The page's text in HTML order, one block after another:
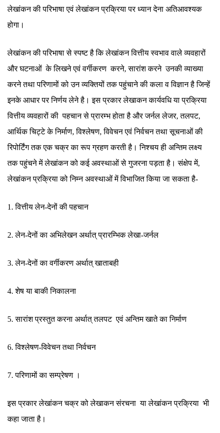
लेखांकन की परिभाषा एवं लेखांकन प्रक्रिया पर ध्यान देना अतिआवश्यक
होगा।
लेखांकन की परिभाषा से स्पष्ट है कि लेखांकन वित्तीय स्वभाव वाले व्यवहारों
और घटनाओं के लिखने एवं वर्गीकरण करने, सारांश करने उनकी व्याख्या
करने तथा परिणामों को उन व्यक्तियों तक पहुंचाने की कला व विज्ञान है जिन्हें
इनके आधार पर निर्णय लेने है। इस प्रकार लेखाकन कार्यवधि या प्रक्रिया
वित्तीय व्यवहारों की पहचान से प्रारम्भ होता है और जर्नल लेजर, तलपट,
आर्थिक चिट्टे के निर्माण, विश्लेषण, विवेचन एवं निर्वचन तथा सूचनाओं की
रिपोर्टिंग तक एक चक्र का रूप ग्रहण करती है। निश्चय ही अन्तिम लक्ष्य
तक पहुंचने में लेखांकन को कई अवस्थाओं से गुजरना पड़ता है। संक्षेप में,
लेखांकन प्रक्रिया को निम्न अवस्थाओं में विभाजित किया जा सकता है-
1. वित्तीय लेन-देनों की पहचान
2. लेन-देनों का अभिलेखन अर्थात् प्रारम्भिक लेखा-जर्नल
3. लेन-देनों का वर्गीकरण अर्थात् खाताबही
4. शेष या बाकी निकालना
5. सारांश प्रस्तुत करना अर्थात् तलपट एवं अन्तिम खाते का निर्माण
6. विश्लेषण-विवेचन तथा निर्वचन
7. परिणामों का सम्प्रेषण ।
इस प्रकार लेखांकन चक्र को लेखाकन संरचना या लेखांकन प्रक्रिया भी
कहा जाता है।